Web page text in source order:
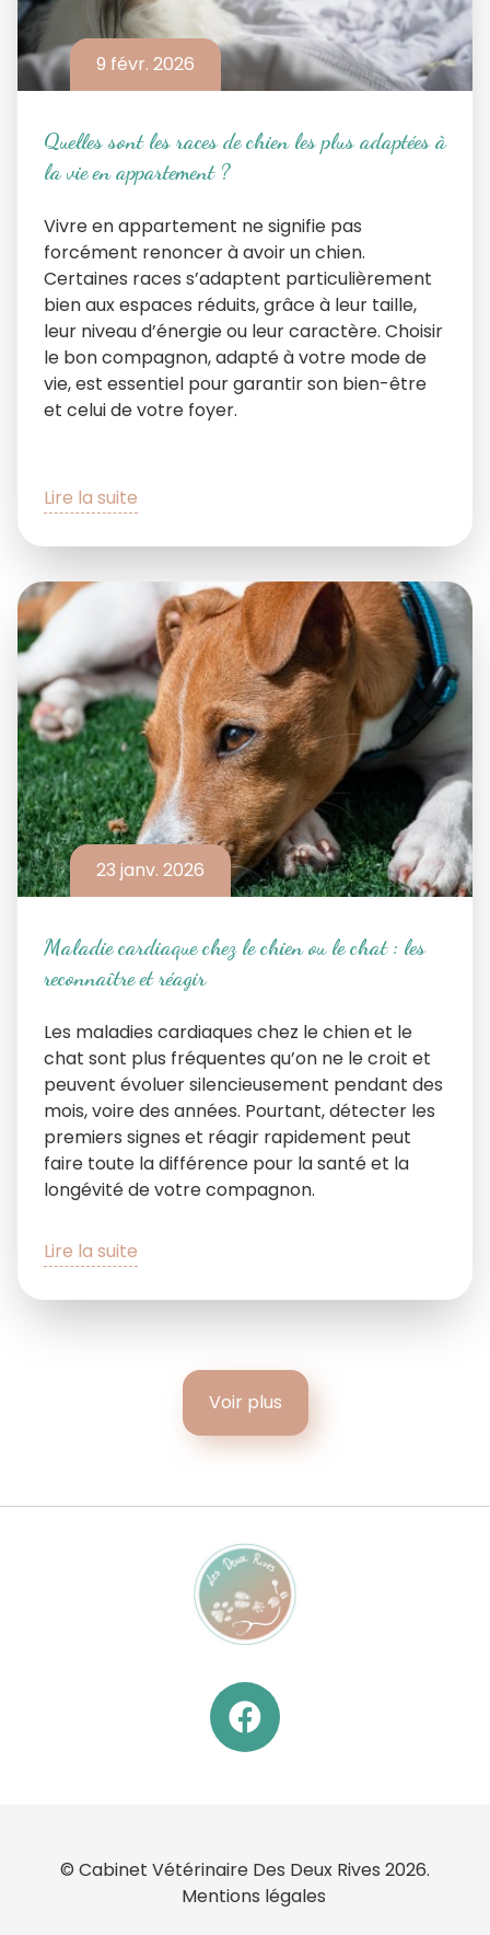
9 févr. 2026
Quelles sont les races de chien les plus adaptées à
la vie en appartement ?
Vivre en appartement ne signifie pas
forcément renoncer à avoir un chien.
Certaines races s’adaptent particulièrement
bien aux espaces réduits, grâce à leur taille,
leur niveau d’énergie ou leur caractère. Choisir
le bon compagnon, adapté à votre mode de
vie, est essentiel pour garantir son bien-être
et celui de votre foyer.
Lire la suite
23 janv. 2026
Maladie cardiaque chez le chien ou le chat : les
reconnaître et réagir
Les maladies cardiaques chez le chien et le
chat sont plus fréquentes qu’on ne le croit et
peuvent évoluer silencieusement pendant des
mois, voire des années. Pourtant, détecter les
premiers signes et réagir rapidement peut
faire toute la différence pour la santé et la
longévité de votre compagnon.
Lire la suite
Voir plus
© Cabinet Vétérinaire Des Deux Rives 2026.
Mentions légales